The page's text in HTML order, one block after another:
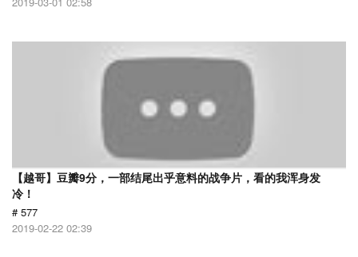
【越哥】豆瓣9分，一部结尾出乎意料的战争片，看的我浑身发
冷！
# 577
2019-02-22 02:39